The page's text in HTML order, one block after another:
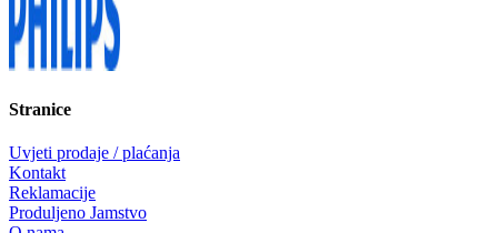
Stranice
Uvjeti prodaje / plaćanja
Kontakt
Reklamacije
Produljeno Jamstvo